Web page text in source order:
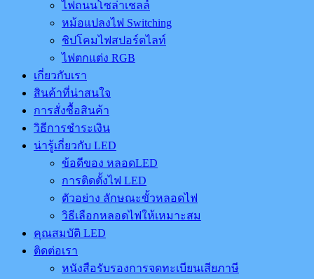
ไฟถนนโซล่าเชลล์
หม้อแปลงไฟ Switching
ชิปโคมไฟสปอร์ตไลท์
ไฟตกแต่ง RGB
เกี่ยวกับเรา
สินค้าที่น่าสนใจ
การสั่งซื้อสินค้า
วิธีการชำระเงิน
น่ารู้เกี่ยวกับ LED
ข้อดีของ หลอดLED
การติดตั้งไฟ LED
ตัวอย่าง ลักษณะขั้วหลอดไฟ
วิธีเลือกหลอดไฟให้เหมาะสม
คุณสมบัติ LED
ติดต่อเรา
หนังสือรับรองการจดทะเบียนเสียภาษี